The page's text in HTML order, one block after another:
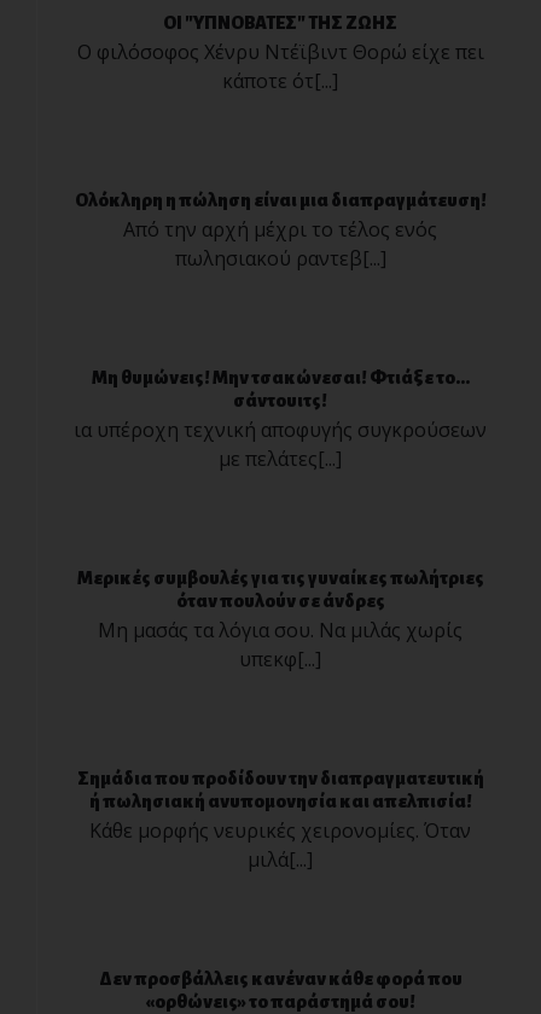
ΟΙ "ΥΠΝΟΒΑΤΕΣ" ΤΗΣ ΖΩΗΣ
Ο φιλόσοφος Χένρυ Ντέϊβιντ Θορώ είχε πει
κάποτε ότ[...]
Ολόκληρη η πώληση είναι μια διαπραγμάτευση!
Από την αρχή μέχρι το τέλος ενός
πωλησιακού ραντεβ[...]
Μη θυμώνεις! Μην τσακώνεσαι! Φτιάξε το…
σάντουιτς!
ια υπέροχη τεχνική αποφυγής συγκρούσεων
με πελάτες[...]
Μερικές συμβουλές για τις γυναίκες πωλήτριες
όταν πουλούν σε άνδρες
Μη μασάς τα λόγια σου. Να μιλάς χωρίς
υπεκφ[...]
Σημάδια που προδίδουν την διαπραγματευτική
ή πωλησιακή ανυπομονησία και απελπισία!
Κάθε μορφής νευρικές χειρονομίες. Όταν
μιλά[...]
Δεν προσβάλλεις κανέναν κάθε φορά που
«ορθώνεις» το παράστημά σου!